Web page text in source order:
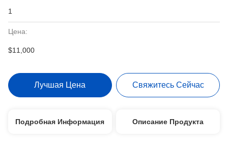
1
Цена:
$11,000
Лучшая Цена Свяжитесь Сейчас
Подробная Информация Описание Продукта